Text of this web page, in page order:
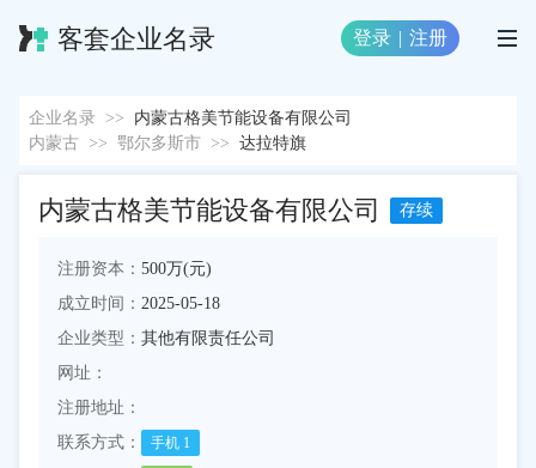
客套企业名录 登录 | 注册
企业名录 >>
内蒙古格美节能设备有限公司
内蒙古 >> 鄂尔多斯市 >> 达拉特旗
内蒙古格美节能设备有限公司 存续
注册资本： 500万(元)
成立时间： 2025-05-18
企业类型： 其他有限责任公司
网址：
注册地址：
联系方式：
手机 1